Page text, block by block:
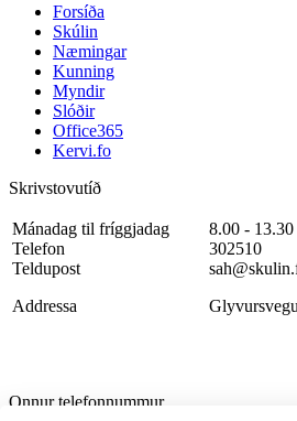
Forsíða
Skúlin
Næmingar
Kunning
Myndir
Slóðir
Office365
Kervi.fo
Skrivstovutíð
Mánadag til fríggjadag
Telefon
Teldupost
Addressa
8.00 - 13.30
302510
Onnur telefonnummur